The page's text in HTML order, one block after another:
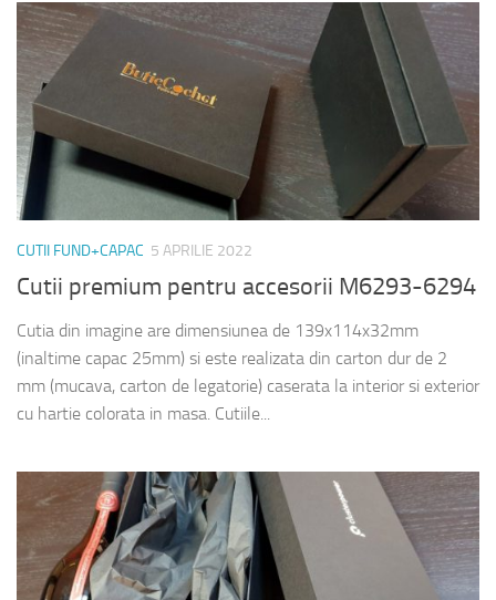
CUTII FUND+CAPAC 5 APRILIE 2022
Cutii premium pentru accesorii M6293-6294
Cutia din imagine are dimensiunea de 139x114x32mm
(inaltime capac 25mm) si este realizata din carton dur de 2
mm (mucava, carton de legatorie) caserata la interior si exterior
cu hartie colorata in masa. Cutiile...